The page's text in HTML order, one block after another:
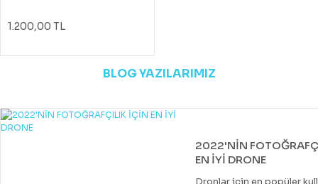
1.200,00 TL
BLOG YAZILARIMIZ
2022'NİN
EN İYİ DRONE
Dronlar için en popüler